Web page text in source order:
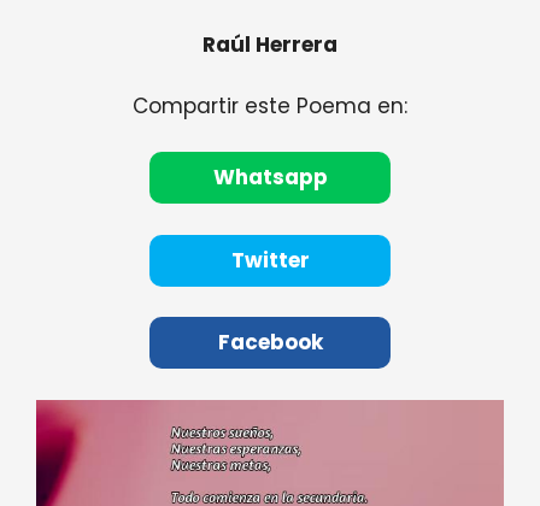
Raúl Herrera
Compartir este Poema en:
Whatsapp
Twitter
Facebook